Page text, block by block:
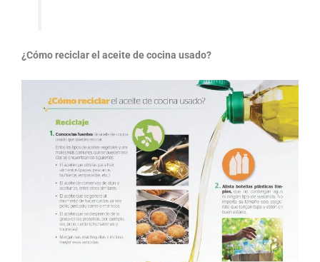
¿Cómo reciclar el aceite de cocina usado?